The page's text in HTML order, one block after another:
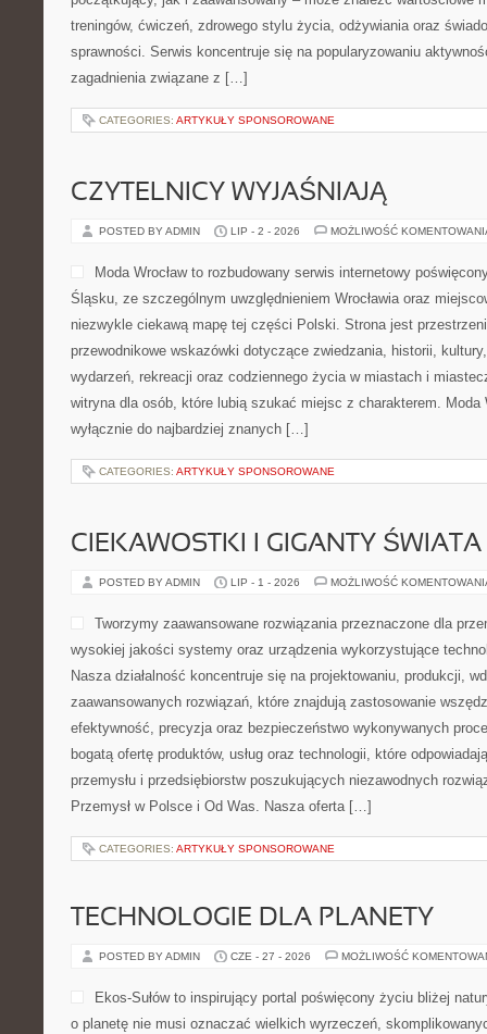
treningów, ćwiczeń, zdrowego stylu życia, odżywiania oraz
sprawności. Serwis koncentruje się na popularyzowaniu
zagadnienia związane z […]
CATEGORIES: ARTYKUŁY SPONSOROWANE
CZYTELNICY WYJAŚNIAJĄ
POSTED BY ADMIN LIP - 2 - 2026 MOŻLIWOŚĆ
Moda Wrocław to rozbudowany serwis internetowy
Śląsku, ze szczególnym uwzględnieniem Wrocławia oraz
niezwykle ciekawą mapę tej części Polski. Strona jest
przewodnikowe wskazówki dotyczące zwiedzania, historii,
wydarzeń, rekreacji oraz codziennego życia w miastach i
witryna dla osób, które lubią szukać miejsc z charakterem. Moda
wyłącznie do najbardziej znanych […]
CATEGORIES: ARTYKUŁY SPONSOROWANE
CIEKAWOSTKI I GIGANTY ŚWIATA
POSTED BY ADMIN LIP - 1 - 2026 MOŻLIWOŚĆ
Tworzymy zaawansowane rozwiązania przeznaczone dla
wysokiej jakości systemy oraz urządzenia wykorzystujące
Nasza działalność koncentruje się na projektowaniu, produkcji,
zaawansowanych rozwiązań, które znajdują zastosowanie
efektywność, precyzja oraz bezpieczeństwo wykonywanych
bogatą ofertę produktów, usług oraz technologii, które
przemysłu i przedsiębiorstw poszukujących niezawodnych
Przemysł w Polsce i Od Was. Nasza oferta […]
CATEGORIES: ARTYKUŁY SPONSOROWANE
TECHNOLOGIE DLA PLANETY
POSTED BY ADMIN CZE - 27 - 2026 MOŻLIWOŚĆ
Ekos-Sułów to inspirujący portal poświęcony życiu bliżej
o planetę nie musi oznaczać wielkich wyrzeczeń,